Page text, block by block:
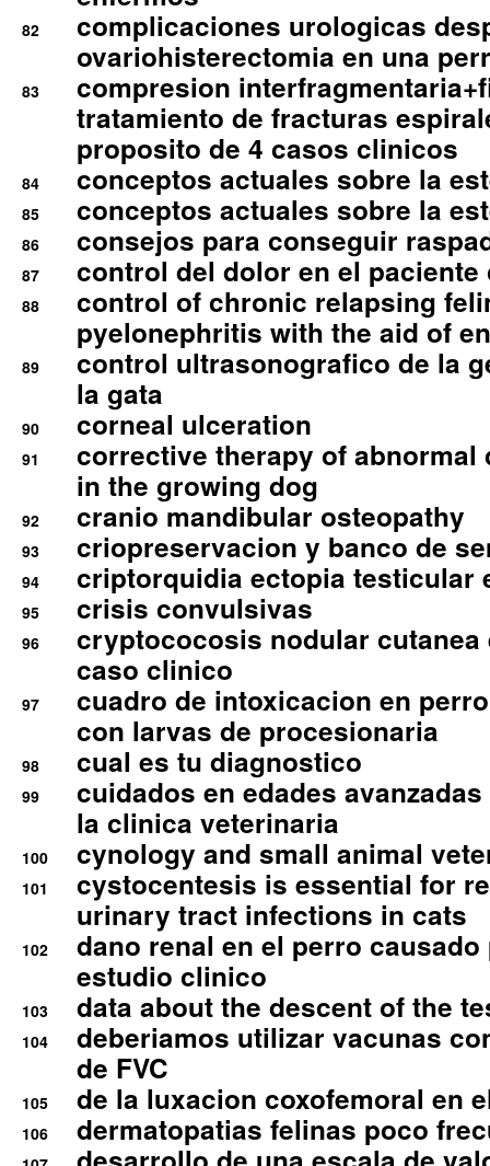
82
complicaciones urologicas
ovariohisterectomia en una
83
compresion
tratamiento de fracturas
proposito de 4 casos clinicos
84 conceptos actuales sobre la
85 conceptos actuales sobre la
86 consejos para conseguir
87 control del dolor en el
88
control of chronic relapsing
pyelonephritis with the aid of
89
control ultrasonografico de la
la gata
90 corneal ulceration
91
corrective therapy of abnormal
in the growing dog
92 cranio mandibular osteopathy
93 criopreservacion y banco de
94 criptorquidia ectopia testicular
95 crisis convulsivas
96
cryptococosis nodular cutanea
caso clinico
97
cuadro de intoxicacion en
con larvas de procesionaria
98 cual es tu diagnostico
99
cuidados en edades
la clinica veterinaria
100 cynology and small animal
101
cystocentesis is essential for
urinary tract infections in cats
102
dano renal en el perro
estudio clinico
103 data about the descent of the
104
deberiamos utilizar vacunas
de FVC
105 de la luxacion coxofemoral en
106 dermatopatias felinas poco